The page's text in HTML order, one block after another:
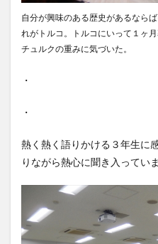
自分が興味のある歴史があるなら
れがトルコ。トルコにいって１ヶ
チュルクの重みに気づいた。
・
・
熱く熱く語りかける３年生に
りながら熱心に聞き入っていま